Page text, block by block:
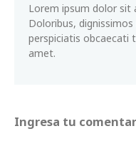
Lorem ipsum dolor sit
Doloribus,
perspiciatis obcaecati
amet.
Ingresa tu